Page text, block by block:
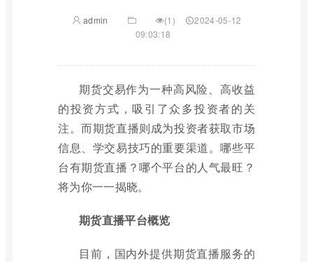
admin (1)
2024-05-12
09:03:18
期货交易作为一种高风险、高收益
的投资方式，吸引了众多投资者的关
注。而期货直播则成为投资者获取市场
信息、学交易技巧的重要渠道。哪些平
台有期货直播？哪个平台的人气最旺？
将为你一一揭晓。
期货直播平台概览
目前，国内外提供期货直播服务的